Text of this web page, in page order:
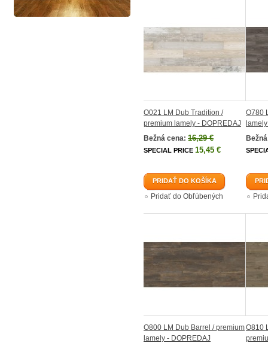
O021 LM Dub Tradition /
premium lamely - DOPREDAJ
Bežná cena: 16,29 €
SPECIAL PRICE 15,45 €
PRIDAŤ DO KOŠÍKA
Pridať do Obľúbených
O780
O800 LM Dub Barrel / premium
lamely - DOPREDAJ
O810